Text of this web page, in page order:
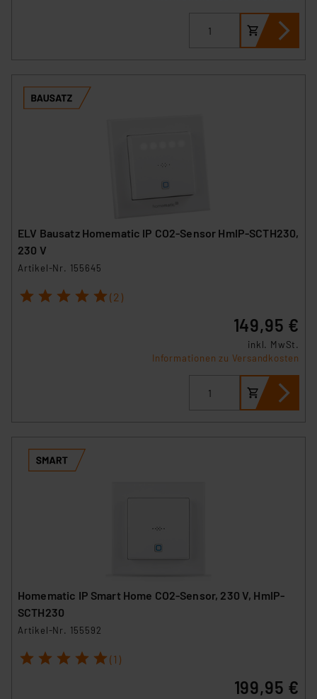
ablehnen oder ihr ganz oder teilweise zustimmen. Ihre
erteilte Zustimmung können Sie jederzeit unter dem
Weiterverarbeitung dieser Daten zur Auswertung und
Analyse bis zum Zeitpunkt des Widerrufs bleibt hiervon
Daten in den USA. Ihre Einwilligung zur Einbindung von
Cookies dieser Drittanbieter umfasst daher ggf. auch
die Verarbeitung Ihrer Daten in den USA gemäß Art. 49
und zu der jeweiligen Datenübermittlung erhalten Sie in
Angemessenheitsbeschluss der EU. Dies bedeutet,
Datenschutz nach EU-Standards eingestuft wird. So
Überwachungsprogrammen verarbeiten, ohne dass
Unsere Kooperation mit diesen Dienstleistern stützt
sich auf die Standarddatenschutzklauseln der
ELV Bausatz Homematic IP CO2-Sensor HmIP-SCTH230,
230 V
Artikel-Nr. 155645
1 2 3 4 5 (2)
149,95 €
inkl. MwSt.
Informationen zu Versandkosten
Homematic IP Smart Home CO2-Sensor, 230 V, HmIP-
SCTH230
Artikel-Nr. 155592
1 2 3 4 5 (1)
199,95 €